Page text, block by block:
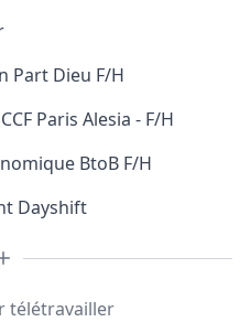
Part Dieu F/H
Paris Alesia - F/H
BtoB F/H
Dayshift
télétravailler